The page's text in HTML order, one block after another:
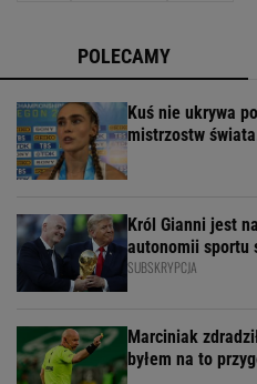
POLECAMY
Kuś nie ukrywa
mistrzostw
Król Gianni jest
autonomii sportu
SUBSKRYPCJA
Marciniak
byłem na to